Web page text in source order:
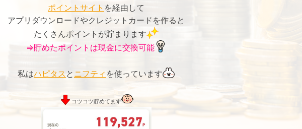
ポイントサイト を経由して
アプリダウンロードやクレジットカードを作ると
たくさんポイントが貯まります
⇒貯めたポイントは現金に交換可能
私はハピタス と ニフティ を使っています
コツコツ貯めてます